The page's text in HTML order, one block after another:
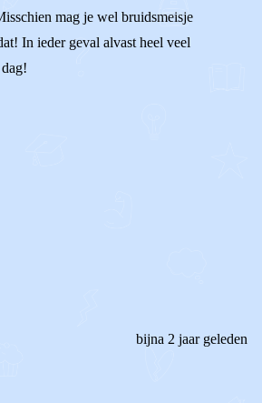
mag je wel bruidsmeisje
In ieder geval alvast heel veel
bijna 2 jaar geleden